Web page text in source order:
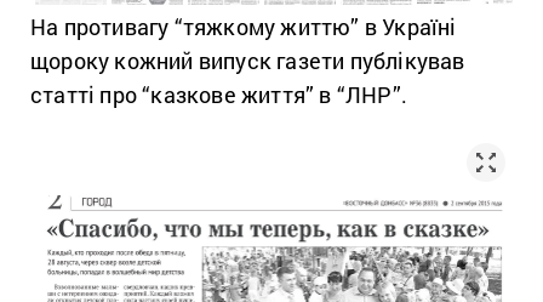
На противагу “тяжкому життю” в Україні
щороку кожний випуск газети публікував
статті про “казкове життя” в “ЛНР”.